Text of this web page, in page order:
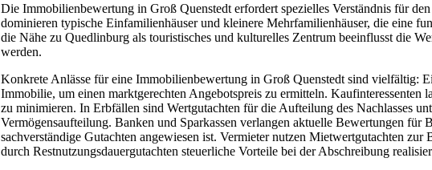
Die Immobilienbewertung in Groß Quenstedt erfordert spezielles Verständnis für
dominieren typische Einfamilienhäuser und kleinere Mehrfamilienhäuser, die eine
die Nähe zu Quedlinburg als touristisches und kulturelles Zentrum beeinflusst die
werden.
Konkrete Anlässe für eine Immobilienbewertung in Groß Quenstedt sind vielfältig:
Immobilie, um einen marktgerechten Angebotspreis zu ermitteln.
zu minimieren. In Erbfällen sind Wertgutachten für die Aufteilung des Nachlasses
Vermögensaufteilung. Banken und Sparkassen verlangen aktuelle Bewertungen
sachverständige Gutachten angewiesen ist. Vermieter nutzen Mietwertgutachten
durch Restnutzungsdauergutachten steuerliche Vorteile bei der Abschreibung